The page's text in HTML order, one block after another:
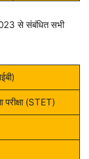
से संबंधित सभी
परीक्षा (STET)